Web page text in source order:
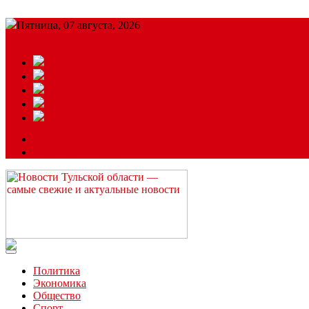
Пятница, 07 августа, 2026
Читайте последние новости дня в Тульской области на сайте
Политика
Экономика
Общество